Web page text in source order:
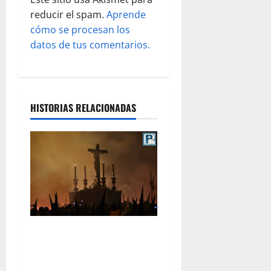
d
a
reducir el spam. Aprende
cómo se procesan los
datos de tus comentarios.
HISTORIAS RELACIONADAS